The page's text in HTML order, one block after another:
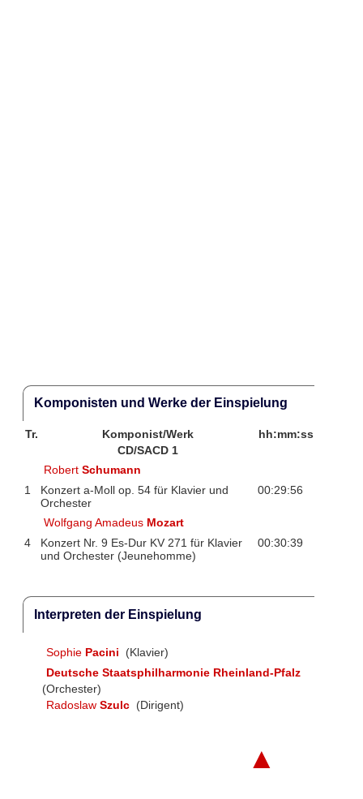
Komponisten und Werke der Einspielung
Tr. Komponist/Werk
hh:mm:ss
CD/SACD 1
RobertSchumann
1
Konzert a-Moll op. 54 für Klavier und
Orchester
00:29:56
Wolfgang Amadeus Mozart
4
Konzert Nr. 9 Es-Dur KV 271 für Klavier
und Orchester (Jeunehomme)
00:30:39
Interpreten der Einspielung
Sophie Pacini
(Klavier)
Deutsche Staatsphilharmonie Rheinland-Pfalz
(Orchester)
Radoslaw Szulc (Dirigent)
▲